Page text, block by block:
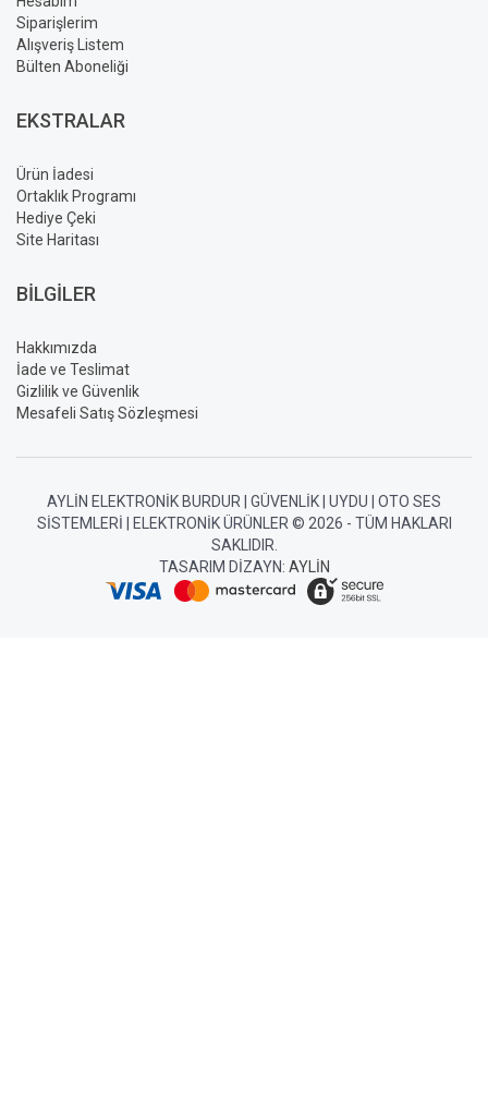
Siparişlerim
Alışveriş Listem
Bülten Aboneliği
EKSTRALAR
Ürün İadesi
Ortaklık Programı
Hediye Çeki
Site Haritası
BILGILER
Hakkımızda
İade ve Teslimat
Gizlilik ve Güvenlik
Mesafeli Satış Sözleşmesi
AYLIN ELEKTRONIK BURDUR | GÜVENLIK | UYDU | OTO SES
SISTEMLERI | ELEKTRONIK ÜRÜNLER © 2026 - TÜM HAKLARI
SAKLIDIR.
TASARIM DIZAYN: AYLIN